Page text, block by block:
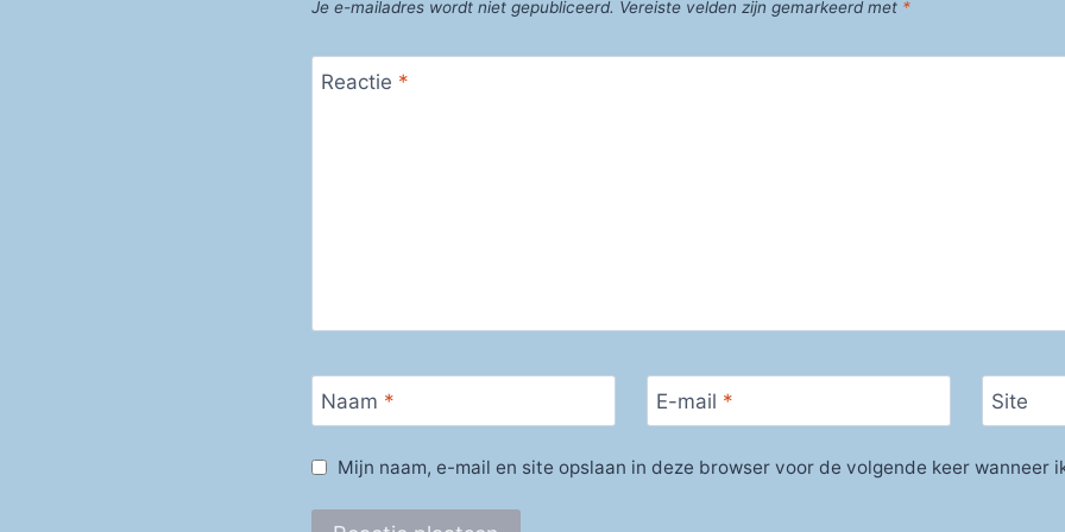
Je e-mailadres wordt niet gepubliceerd. Vereiste velden zijn gemarkeerd met *
Reactie *
Naam * E-mail * Site
Mijn naam, e-mail en site opslaan in deze browser voor de volgende keer wanneer